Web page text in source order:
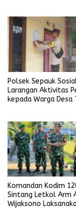
Polsek Sepauk
Larangan Aktivitas
kepada Warga Desa
Komandan Kodim
Sintang Letkol Arm
Wijaksono